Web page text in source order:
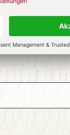
IM DIGITAL-ABO